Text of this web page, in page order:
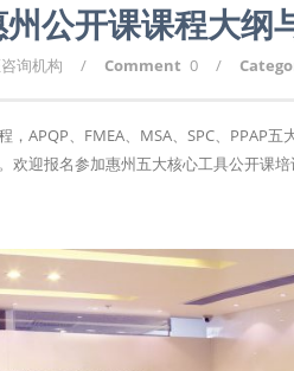
公开课课程大纲
询机构 / Comment 0 /
APQP、FMEA、MSA、SPC、PPAP
迎报名参加惠州五大核心工具公开课培